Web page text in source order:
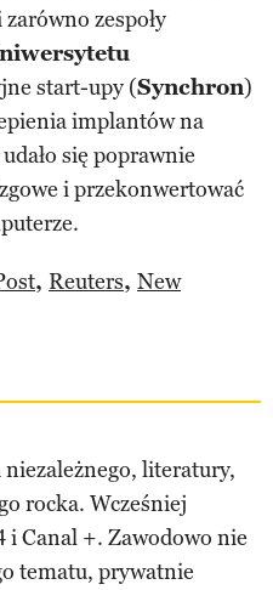
zespoły
start-upy (Synchron)
implantów na
się poprawnie
i przekonwertować
, Reuters, New
literatury,
rocka. Wcześniej
i Canal +. Zawodowo nie
tematu, prywatnie